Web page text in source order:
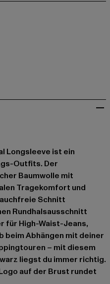
Longsleeve ist ein
Outfits. Der
Baumwolle mit
Tragekomfort und
Schnitt
Rundhalsausschnitt
für High-Waist-Jeans,
beim Abhängen mit deiner
– mit diesem
liegst du immer richtig.
auf der Brust rundet